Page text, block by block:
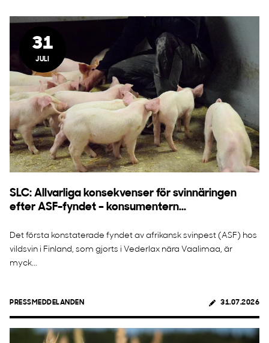
31
JULI
SLC: Allvarliga konsekvenser för svinnäringen
efter ASF-fyndet – konsumentern...
Det första konstaterade fyndet av afrikansk svinpest (ASF) hos
vildsvin i Finland, som gjorts i Vederlax nära Vaalimaa, är
myck...
PRESSMEDDELANDEN 31.07.2026